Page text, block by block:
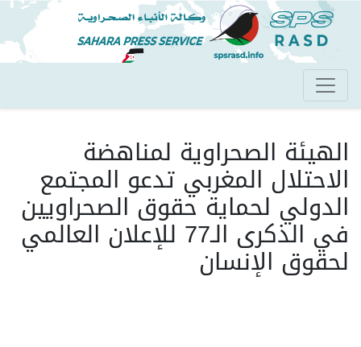
تجاوز
إلى
المحتوى
الرئيسي
الهيئة الصحراوية لمناهضة
الاحتلال المغربي تدعو المجتمع
الدولي لحماية حقوق الصحراويين
في الذكرى الـ77 للإعلان العالمي
لحقوق الإنسان